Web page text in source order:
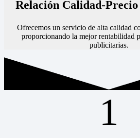
Relación Calidad-
Ofrecemos un servicio de alta calidad
proporcionando la mejor rentabilidad
publicitarias.
1